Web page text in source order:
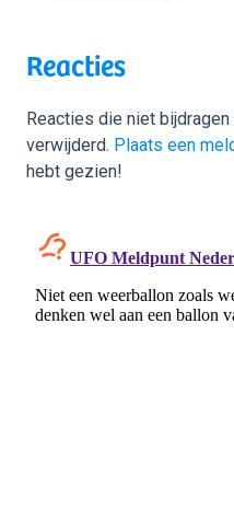
Reacties
Reacties die niet
verwijderd. Plaats een
hebt gezien!